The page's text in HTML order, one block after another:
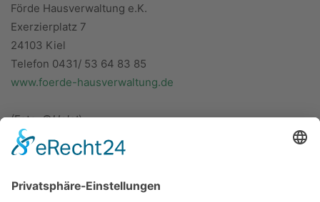
Förde Hausverwaltung e.K.
Exerzierplatz 7
24103 Kiel
Telefon 0431/ 53 64 83 85
www.foerde-hausverwaltung.de
(Foto: ©Holst)